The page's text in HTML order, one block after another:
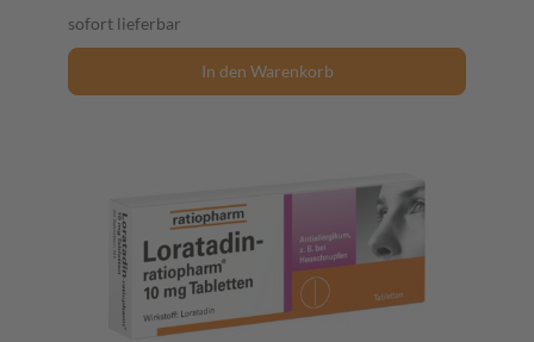
sofort lieferbar
In den Warenkorb